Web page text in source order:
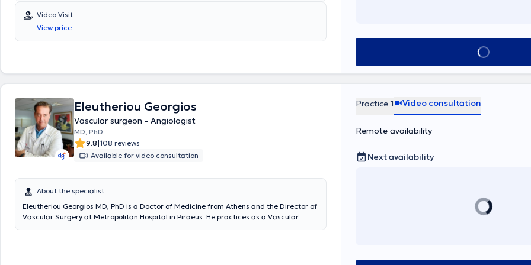
Video Visit
View price
Book
Eleutheriou Georgios
Vascular surgeon - Angiologist
MD, PhD
9.8|108 reviews
Available for video consultation
About the specialist
Eleutheriou Georgios MD, PhD is a Doctor of Medicine from Athens and the Director of
Vascular Surgery at Metropolitan Hospital in Piraeus. He practices as a Vascular
Practice 1 Video consultation
Remote availability
Next availability